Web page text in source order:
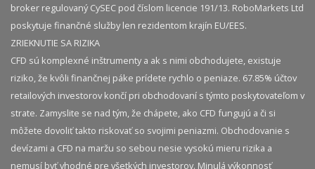
broker regulovaný CySEC pod číslom licencie 191/13. RoboMarkets Ltd
poskytuje finančné služby len rezidentom krajín EU/EES.
ZRIEKNUTIE SA RIZIKA
CFD sú komplexné inštrumenty a ak s nimi obchodujete, existuje
riziko, že kvôli finančnej páke prídete rychlo o peniaze. 67.85% účtov
retailových investorov končí pri obchodovaní s týmto poskytovateľom v
strate. Zamyslite se nad tým, že chápete, ako CFD fungujú a či si
môžete dovoliť takto riskovať so svojimi peniazmi. Obchodovanie s
devízami a CFD na maržu so sebou nesie vysokú mieru rizika a
nemusí byť vhodné pre všetkých investorov. Minulá výkonnosť